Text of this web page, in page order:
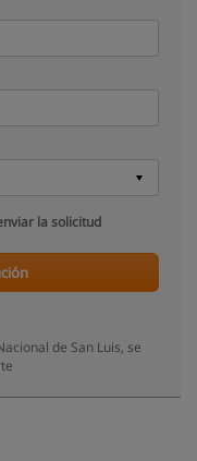
la solicitud
de San Luis, se